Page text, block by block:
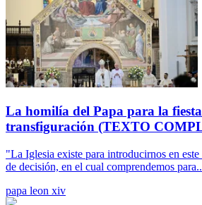
La homilía del Papa para la
transfiguración (TEXTO
"La Iglesia existe para introducirnos en
de decisión, en el cual comprendemos
papa leon xiv